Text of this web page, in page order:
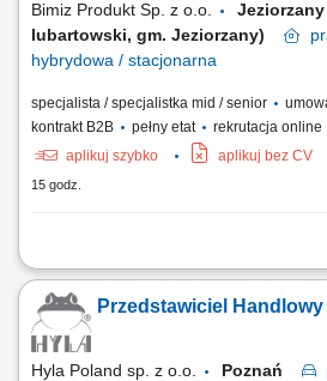
Bimiz Produkt Sp. z o.o.
lubartowski, gm. Jeziorzany)
hybrydowa / stacjonarna
specjalista / specjalistka mid / senior
kontrakt B2B
pełny etat
rekrutacja online
aplikuj szybko
aplikuj bez CV
15 godz.
aktywna sprzedaż B2B oraz rozwój
pozyskiwanie nowych kontrahentów na
obsługa pełnego procesu sprzedażowego i
zamówień, dbanie o wysoką jakość obsługi
sprzedaży, prowadzenie...
Przedstawiciel Handlowy
Hyla Poland sp. z o.o. Poznań